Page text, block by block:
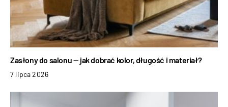
Zasłony do salonu — jak dobrać kolor, długość i materiał?
7 lipca 2026